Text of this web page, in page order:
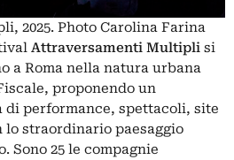
2025. Photo Carolina Farina
Attraversamenti Multipli si
a Roma nella natura urbana
proponendo un
di performance, spettacoli, site
straordinario paesaggio
Sono 25 le compagnie